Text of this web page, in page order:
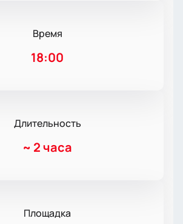
Время
18:00
Длительность
~ 2 часа
Площадка